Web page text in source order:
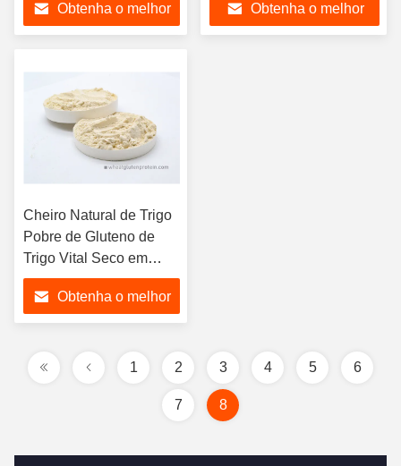
aprovação
Obtenha o melhor
Fácil de armazenar
Obtenha o melhor
Cheiro Natural de Trigo
Pobre de Gluteno de
Trigo Vital Seco em
sacos de 25 kg
Obtenha o melhor
1 2 3 4 5 6
7 8